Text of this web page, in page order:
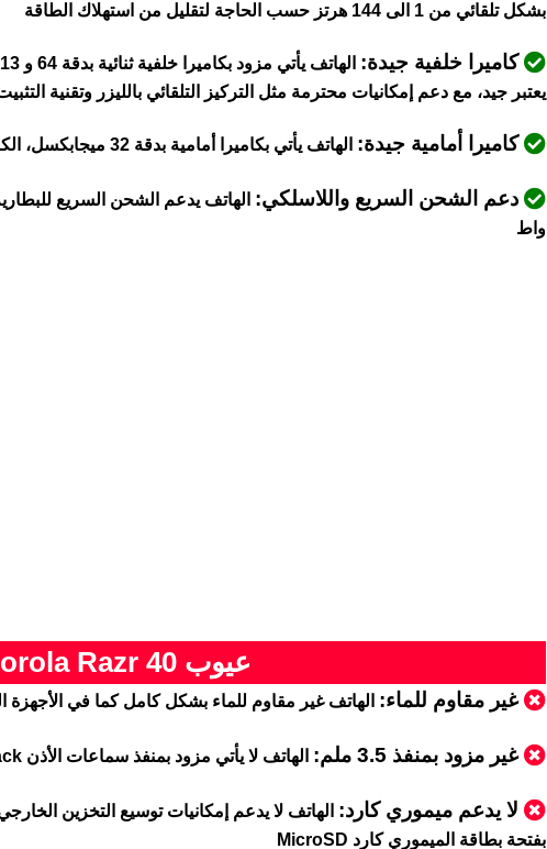
بشكل تلقائي من 1 الى 144 هرتز حسب الحاجة لتقليل من استهلاك الطاقة
كاميرا خلفية جيدة:
يعتبر جيد، مع دعم إمكانيات محترمة مثل التركيز التلقائي بالليزر وتقنية
كاميرا أمامية جيدة: الهاتف يأتي بكاميرا أمامية بدقة 32 ميجابكسل، الكاميرا تدعم تصوير الفيديو بدقة
دعم الشحن السريع واللاسلكي:
واط
عيوب Motorola Razr 40
غير مقاوم للماء: الهاتف غير مقاوم للماء بشكل كامل كما في الأجهزة
غير مزود بمنفذ 3.5 ملم: الهاتف لا يأتي مزود بمنفذ سماعات الأذن 3.5mm jack
لا يدعم ميموري كارد: الهاتف لا يدعم إمكانيات توسيع التخزين
بفتحة بطاقة الميموري كارد MicroSD